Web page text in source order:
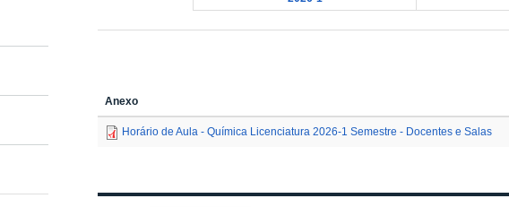
Anexo
Horário de Aula - Química Licenciatura 2026-1 Semestre - Docentes e Salas